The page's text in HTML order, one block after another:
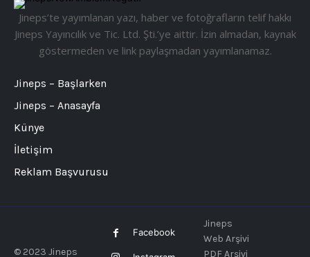
Jineps’te yayımlanan yazı, haber ve fotoğrafların telif hakkı
Jineps Yayıncılık ve Tic. Ltd. Şti.’ye aittir. İzin almadan, kaynak
göstermeden ve link paylaşmadan yayımlanamaz.
Jineps – Başlarken
Jineps – Anasayfa
Künye
İletişim
Reklam Başvurusu
© 2023 Jineps
Facebook
Jineps
Web Arşivi
PDF Arşivi